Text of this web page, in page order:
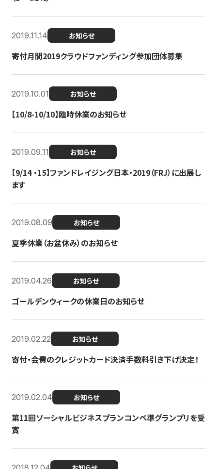
2019.11.14 お知らせ
寄付月間2019クラウドファンディング参加団体募集
2019.10.01 お知らせ
【10/8-10/10】臨時休業のお知らせ
2019.09.11 お知らせ
【9/14 ・15】ファンドレイジング日本・2019（FRJ）に出展し
ます
2019.08.09 お知らせ
夏季休業（お盆休み）のお知らせ
2019.04.26 お知らせ
ゴールデンウィークの休業日のお知らせ
2019.02.22 お知らせ
寄付・会費のクレジットカード決済手数料引き下げ決定！
2019.02.04 お知らせ
第11回ソーシャルビジネスプランコンペ準グランプリを受
賞